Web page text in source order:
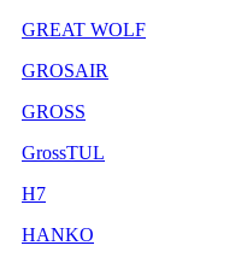
GREAT WOLF
GROSAIR
GROSS
GrossTUL
H7
HANKO